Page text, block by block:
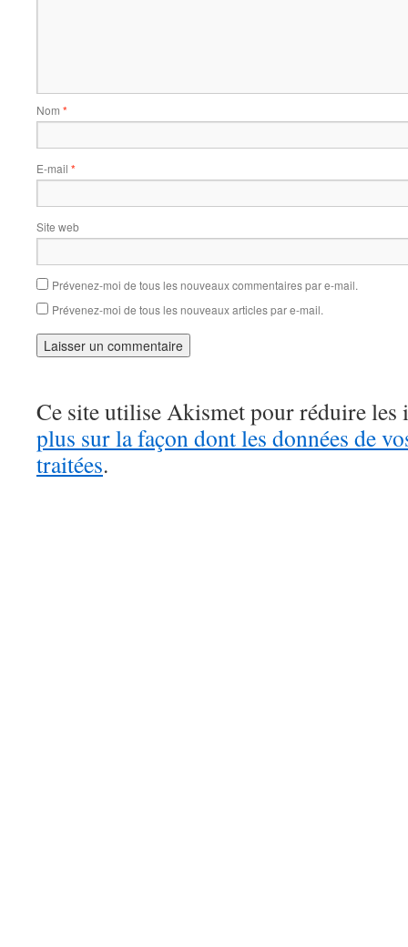
Nom *
E-mail *
Site web
Prévenez-moi de tous les nouveaux commentaires par e-mail.
Prévenez-moi de tous les nouveaux articles par e-mail.
Ce site utilise Akismet pour réduire les
plus sur la façon dont les données de
traitées.